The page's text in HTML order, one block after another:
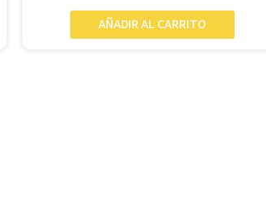
AÑADIR AL CARRITO